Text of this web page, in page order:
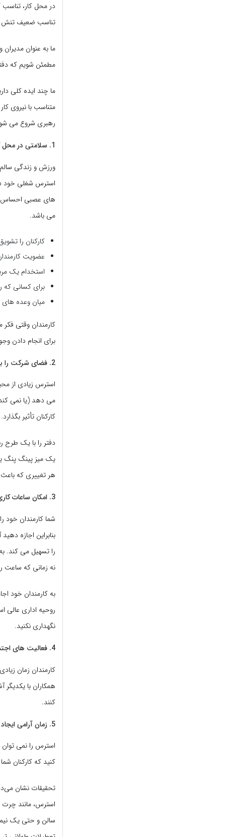
در محل کار، تناسب
تناسب ضعیف تنش
ما به عنوان
مطمئن شویم که
ما چند ایده کلی
متناسب با نیروی
رهبری شروع می
1. سلامتی در محل کار را اولویت دهید.
ورزش و زندگی
استرس شغلی خود
های عصبی احساس
می باشد.
کارکنان را
عضویت
استخدام یک
برای کسانی که
میان وعده های
کارمندان وقتی
برای انجام دادن
2. فضای شرکت را بازسازی کنید.
استرس زیادی از
می دهد (یا نمی
کارکنان تأثیر بگذارد.
دفتر را با یک طرح
یک میز پینگ پنگ
هر تغییری که
3. امکان ساعات کاری انعطاف پذیر و کار از راه دور را فراهم کنید.
شما کارمندان خود
بنابراین اجازه
را تسهیل می کند.
نه زمانی که ساعت
به کارمندان خود
روحیه اداری عالی
نگهداری نکنید.
4. فعالیت های اجتماعی را تشویق کنید.
کارمندان زمان
همکاران با یکدیگر
کنند.
5. زمان آرامی ایجاد کنید.
استرس را نمی
کنید که کارکنان
استرس، مانند
سالن و حتی یک